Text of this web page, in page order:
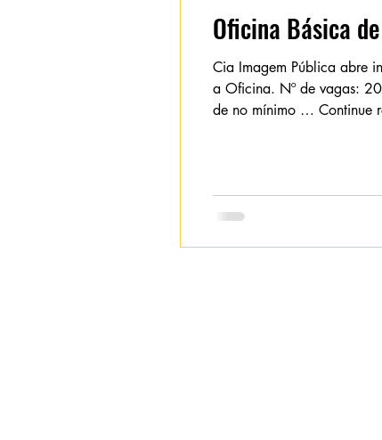
Oficina Básica
Cia Imagem Pública abre
a Oficina. Nº de vagas:
de no mínimo … Continue